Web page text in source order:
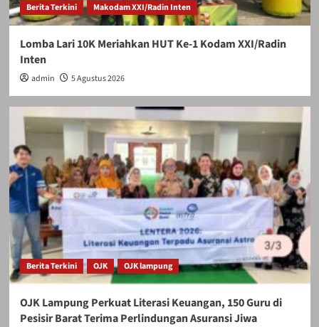
Berita Terkini Makodam XXI/Radin Inten
Lomba Lari 10K Meriahkan HUT Ke-1 Kodam XXI/Radin
Inten
admin 5 Agustus 2026
Berita Terkini OJK OJK lampung
OJK Lampung Perkuat Literasi Keuangan, 150 Guru di
Pesisir Barat Terima Perlindungan Asuransi Jiwa